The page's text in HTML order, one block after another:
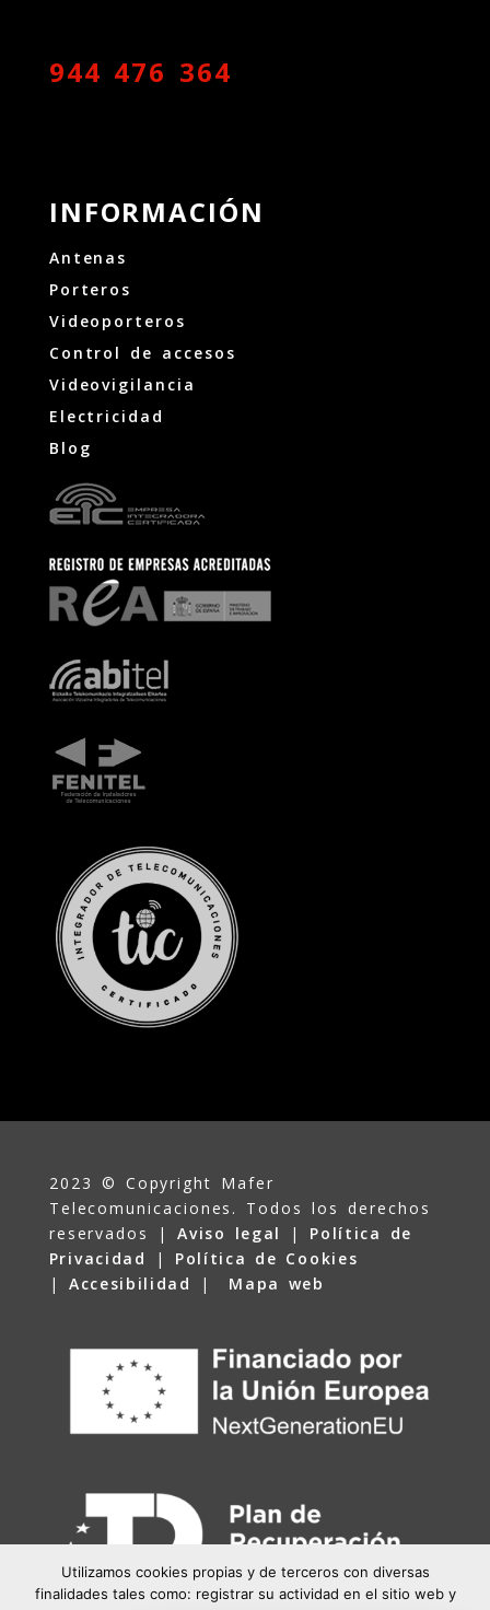
944 476 364
INFORMACIÓN
Antenas
Porteros
Videoporteros
Control de accesos
Videovigilancia
Electricidad
Blog
2023 © Copyright Mafer
Telecomunicaciones. Todos los derechos
reservados |Aviso legal | Política de
Privacidad
| Política de Cookies
| Accesibilidad | Mapa web
Utilizamos cookies propias y de terceros con diversas
finalidades tales como: registrar su actividad en el sitio web y